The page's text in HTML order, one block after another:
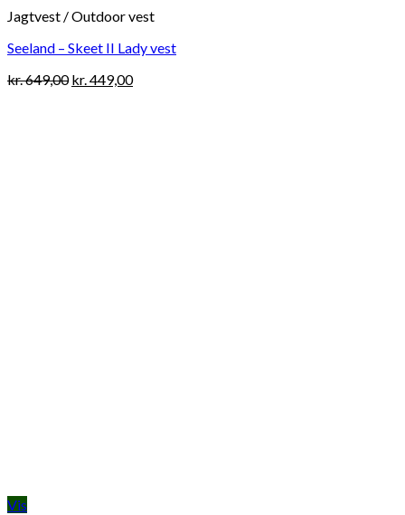
Jagtvest / Outdoor vest
Seeland – Skeet II Lady vest
kr.649,00 Original
kr.449,00Current
Vis